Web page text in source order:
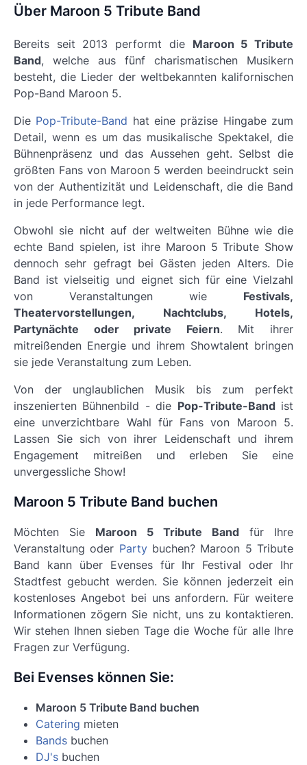
Über Maroon 5 Tribute Band
Bereits seit 2013 performt die Maroon 5 Tribute
Band, welche aus fünf charismatischen Musikern
besteht, die Lieder der weltbekannten kalifornischen
Pop-Band Maroon 5.
Die Pop-Tribute-Band hat eine präzise Hingabe zum
Detail, wenn es um das musikalische Spektakel, die
Bühnenpräsenz und das Aussehen geht. Selbst die
größten Fans von Maroon 5 werden beeindruckt sein
von der Authentizität und Leidenschaft, die die Band
in jede Performance legt.
Obwohl sie nicht auf der weltweiten Bühne wie die
echte Band spielen, ist ihre Maroon 5 Tribute Show
dennoch sehr gefragt bei Gästen jeden Alters. Die
Band ist vielseitig und eignet sich für eine Vielzahl
von Veranstaltungen wie Festivals,
Theatervorstellungen, Nachtclubs, Hotels,
Partynächte oder private Feiern. Mit ihrer
mitreißenden Energie und ihrem Showtalent bringen
sie jede Veranstaltung zum Leben.
Von der unglaublichen Musik bis zum perfekt
inszenierten Bühnenbild - die Pop-Tribute-Bandist
eine unverzichtbare Wahl für Fans von Maroon 5.
Lassen Sie sich von ihrer Leidenschaft und ihrem
Engagement mitreißen und erleben Sie eine
unvergessliche Show!
Maroon 5 Tribute Band buchen
Möchten Sie Maroon 5 Tribute Band für Ihre
Veranstaltung oder Partybuchen? Maroon 5 Tribute
Band kann über Evenses für Ihr Festival oder Ihr
Stadtfest gebucht werden. Sie können jederzeit ein
kostenloses Angebot bei uns anfordern. Für weitere
Informationen zögern Sie nicht, uns zu kontaktieren.
Wir stehen Ihnen sieben Tage die Woche für alle Ihre
Fragen zur Verfügung.
Bei Evenses können Sie:
Maroon 5 Tribute Band buchen
Catering mieten
Bands buchen
DJ's buchen